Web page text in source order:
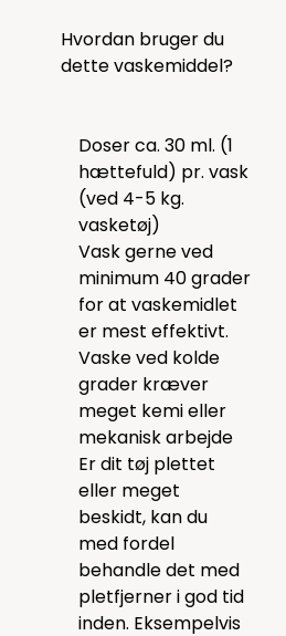
Hvordan bruger du
dette vaskemiddel?
Doser ca. 30 ml. (1
hættefuld) pr. vask
(ved 4-5 kg.
vasketøj)
Vask gerne ved
minimum 40 grader
for at vaskemidlet
er mest effektivt.
Vaske ved kolde
grader kræver
meget kemi eller
mekanisk arbejde
Er dit tøj plettet
eller meget
beskidt, kan du
med fordel
behandle det med
pletfjerner i god tid
inden. Eksempelvis